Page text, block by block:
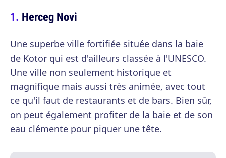
Herceg Novi
Une superbe ville fortifiée située dans la baie
de Kotor qui est d'ailleurs classée à l'UNESCO.
Une ville non seulement historique et
magnifique mais aussi très animée, avec tout
ce qu'il faut de restaurants et de bars. Bien sûr,
on peut également profiter de la baie et de son
eau clémente pour piquer une tête.